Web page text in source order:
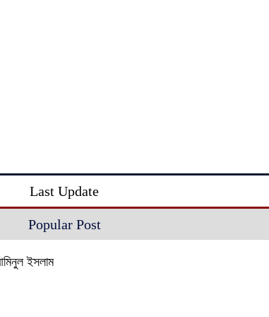
Last Update
Popular Post
ইসলাম